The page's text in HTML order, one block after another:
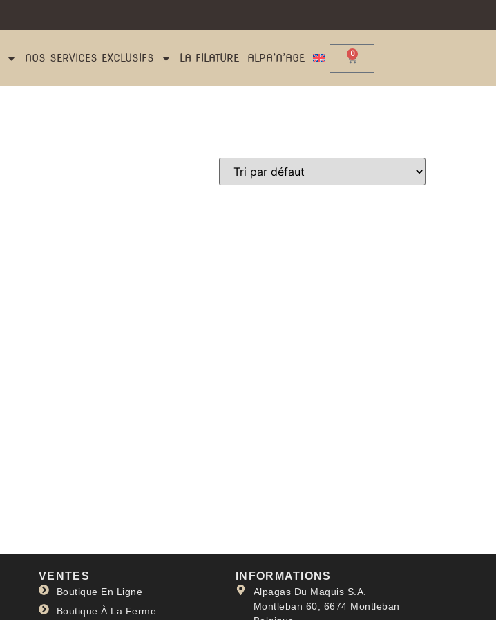
NOS SERVICES EXCLUSIFS LA FILATURE ALPA’N’AGE 0
VENTES
Boutique En Ligne
Boutique À La Ferme
INFORMATIONS
Alpagas Du Maquis S.A.
Montleban 60, 6674 Montleban